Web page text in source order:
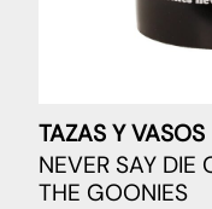
TAZAS Y VASOS
NEVER SAY DIE
THE GOONIES